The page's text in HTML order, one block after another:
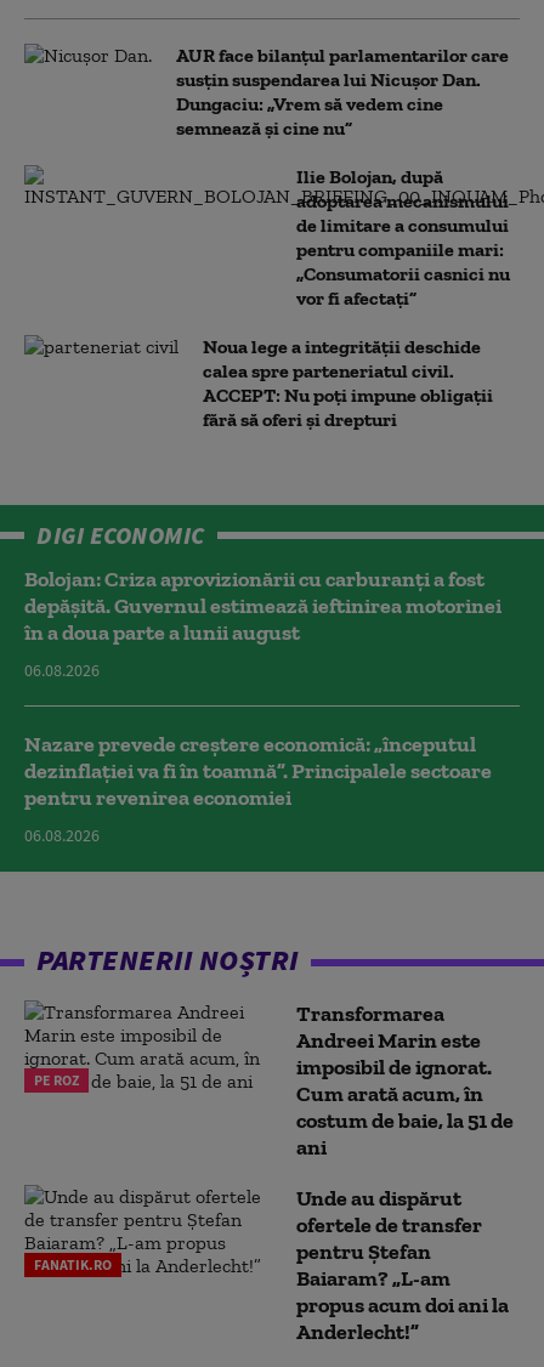
AUR face bilanțul parlamentarilor care
susțin suspendarea lui Nicușor Dan.
Dungaciu: „Vrem să vedem cine
semnează și cine nu”
Ilie Bolojan, după
adoptarea mecanismului
de limitare a consumului
pentru companiile mari:
„Consumatorii casnici nu
vor fi afectați”
Noua lege a integrității deschide
calea spre parteneriatul civil.
ACCEPT: Nu poți impune obligații
fără să oferi și drepturi
DIGI ECONOMIC
Bolojan: Criza aprovizionării cu carburanți a fost
depășită. Guvernul estimează ieftinirea motorinei
în a doua parte a lunii august
06.08.2026
Nazare prevede creștere economică: „începutul
dezinflației va fi în toamnă”. Principalele sectoare
pentru revenirea economiei
06.08.2026
PARTENERII NOȘTRI
PE ROZ
Transformarea
Andreei Marin este
imposibil de ignorat.
Cum arată acum, în
costum de baie, la 51 de
ani
FANATIK.RO
Unde au dispărut
ofertele de transfer
pentru Ștefan
Baiaram? „L-am
propus acum doi ani la
Anderlecht!”